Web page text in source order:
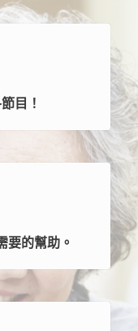
目！
要的幫助。